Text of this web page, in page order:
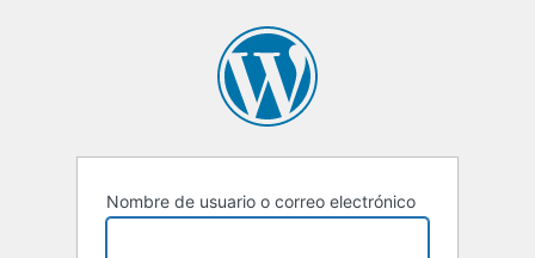
Nombre de usuario o correo electrónico